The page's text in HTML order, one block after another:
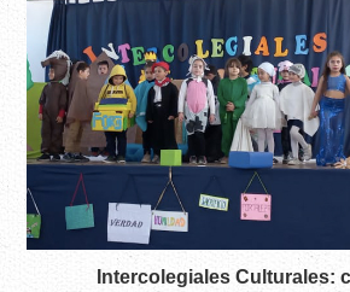
Intercolegiales Culturales: